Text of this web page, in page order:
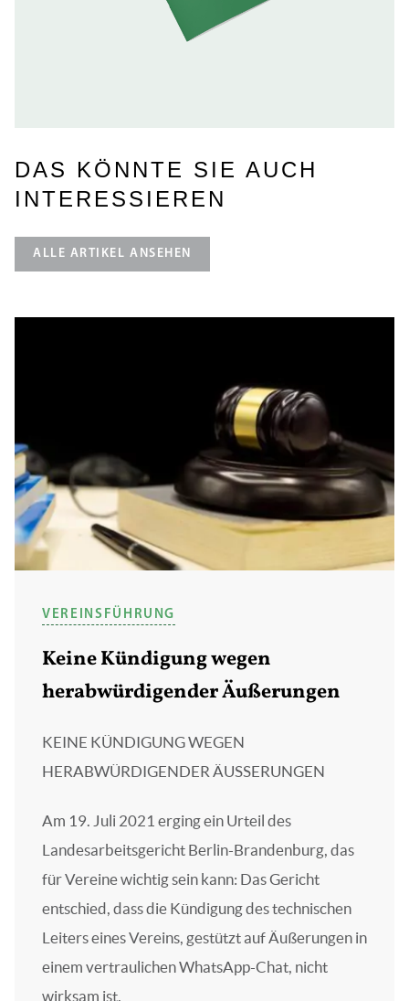
DAS KÖNNTE SIE AUCH
INTERESSIEREN
ALLE ARTIKEL ANSEHEN
VEREINSFÜHRUNG
Keine Kündigung wegen
herabwürdigender Äußerungen
KEINE KÜNDIGUNG WEGEN
HERABWÜRDIGENDER ÄUSSERUNGEN
Am 19. Juli 2021 erging ein Urteil des
Landesarbeitsgericht Berlin-Brandenburg, das
für Vereine wichtig sein kann: Das Gericht
entschied, dass die Kündigung des technischen
Leiters eines Vereins, gestützt auf Äußerungen in
einem vertraulichen WhatsApp-Chat, nicht
wirksam ist.